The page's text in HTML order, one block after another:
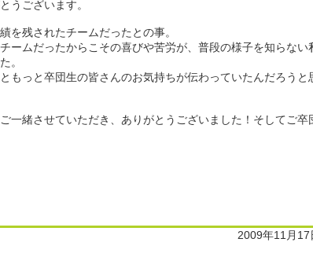
うございます。
を残されたチームだったとの事。
ームだったからこその喜びや苦労が、普段の様子を知らない
。
もっと卒団生の皆さんのお気持ちが伝わっていたんだろうと
一緒させていただき、ありがとうございました！そしてご卒
2009年11月17